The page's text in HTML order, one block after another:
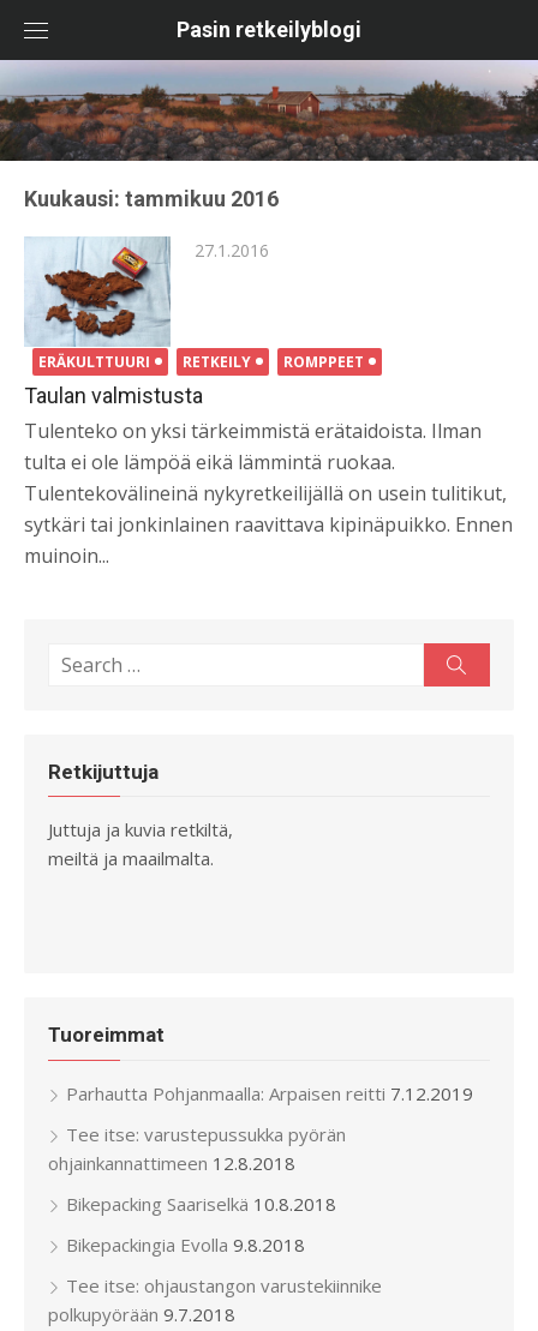
content
Pasin retkeilyblogi
Kuukausi: tammikuu 2016
Posted
27.1.2016
ERÄKULTTUURI RETKEILY ROMPPEET
Taulan valmistusta
Tulenteko on yksi tärkeimmistä erätaidoista. Ilman
tulta ei ole lämpöä eikä lämmintä ruokaa.
Tulentekovälineinä nykyretkeilijällä on usein tulitikut,
sytkäri tai jonkinlainen raavittava kipinäpuikko. Ennen
muinoin...
Search
Retkijuttuja
Juttuja ja kuvia retkiltä,
meiltä ja maailmalta.
Tuoreimmat
Parhautta Pohjanmaalla: Arpaisen reitti 7.12.2019
Tee itse: varustepussukka pyörän
ohjainkannattimeen 12.8.2018
Bikepacking Saariselkä 10.8.2018
Bikepackingia Evolla 9.8.2018
Tee itse: ohjaustangon varustekiinnike
polkupyörään 9.7.2018